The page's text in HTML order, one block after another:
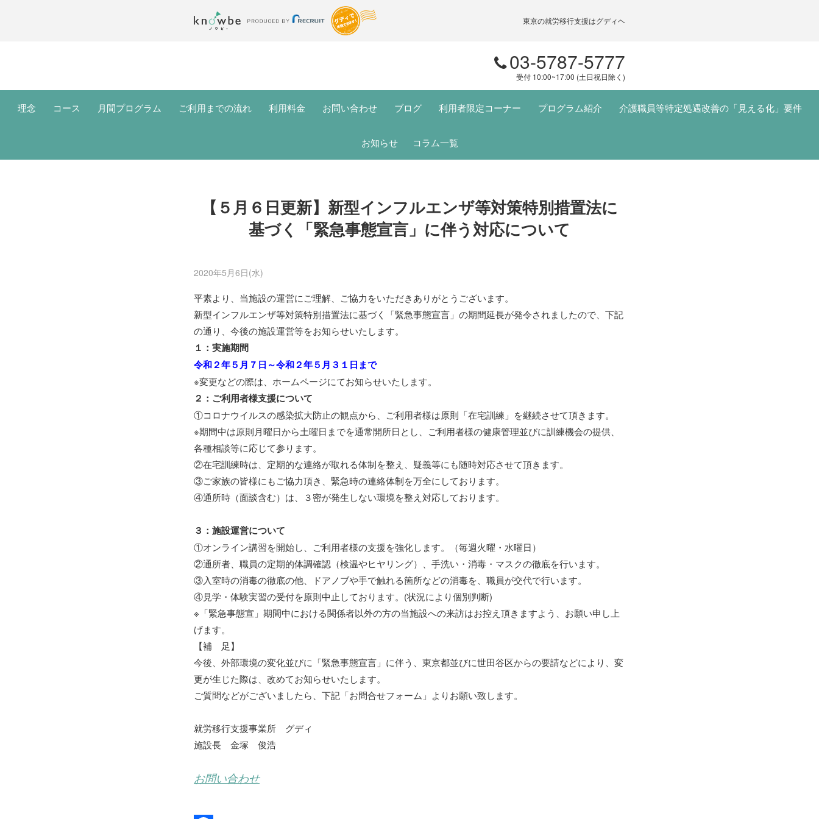
東京の就労移行支援はグディヘ
03-5787-5777
受付 10:00~17:00 (土日祝日除く)
理念 コース 月間プログラム ご利用までの流れ 利用料金 お問い合わせ ブログ 利用者限定コーナー プログラム紹介 介護職員等特定処遇改善の「見える化」要件
お知らせ コラム一覧
【５月６日更新】新型インフルエンザ等対策特別措置法に
基づく「緊急事態宣言」に伴う対応について
2020年5月6日(水)
平素より、当施設の運営にご理解、ご協力をいただきありがとうございます。
新型インフルエンザ等対策特別措置法に基づく「緊急事態宣言」の期間延長が発令されましたので、下記
の通り、今後の施設運営等をお知らせいたします。
１：実施期間
令和２年５月７日～令和２年５月３１日まで
※変更などの際は、ホームページにてお知らせいたします。
２：ご利用者様支援について
①コロナウイルスの感染拡大防止の観点から、ご利用者様は原則「在宅訓練」を継続させて頂きます。
※期間中は原則月曜日から土曜日までを通常開所日とし、ご利用者様の健康管理並びに訓練機会の提供、
各種相談等に応じて参ります。
②在宅訓練時は、定期的な連絡が取れる体制を整え、疑義等にも随時対応させて頂きます。
③ご家族の皆様にもご協力頂き、緊急時の連絡体制を万全にしております。
④通所時（面談含む）は、３密が発生しない環境を整え対応しております。
３：施設運営について
①オンライン講習を開始し、ご利用者様の支援を強化します。（毎週火曜・水曜日）
②通所者、職員の定期的体調確認（検温やヒヤリング）、手洗い・消毒・マスクの徹底を行います。
③入室時の消毒の徹底の他、ドアノブや手で触れる箇所などの消毒を、職員が交代で行います。
④見学・体験実習の受付を原則中止しております。(状況により個別判断)
※「緊急事態宣」期間中における関係者以外の方の当施設への来訪はお控え頂きますよう、お願い申し上
げます。
【補 足】
今後、外部環境の変化並びに「緊急事態宣言」に伴う、東京都並びに世田谷区からの要請などにより、変
更が生じた際は、改めてお知らせいたします。
ご質問などがございましたら、下記「お問合せフォーム」よりお願い致します。
就労移行支援事業所 グディ
施設長 金塚 俊浩
お問い合わせ